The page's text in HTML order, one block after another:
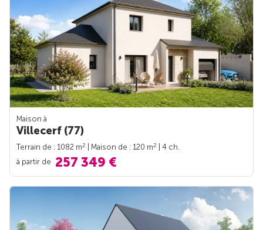
Maison à
Villecerf (77)
Terrain de : 1082 m2 | Maison de : 120 m2
| 4 ch.
à partir de 257 349 €